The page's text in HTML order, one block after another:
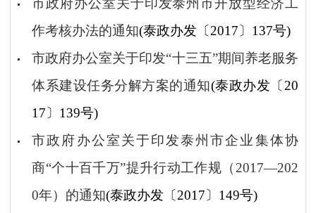
市政府办公室关于印发泰州市开放型经济工
作考核办法的通知(泰政办发〔2017〕137号)
市政府办公室关于印发“十三五”期间养老服务
体系建设任务分解方案的通知(泰政办发〔20
17〕139号)
市政府办公室关于印发泰州市企业集体协
商“个十百千万”提升行动工作规（2017—202
0年）的通知(泰政办发〔2017〕149号)